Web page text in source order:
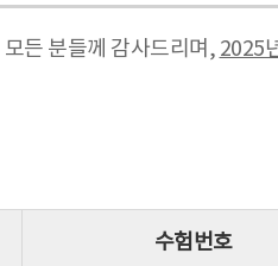
든 분들께 감사드리며, 2025
수험번호